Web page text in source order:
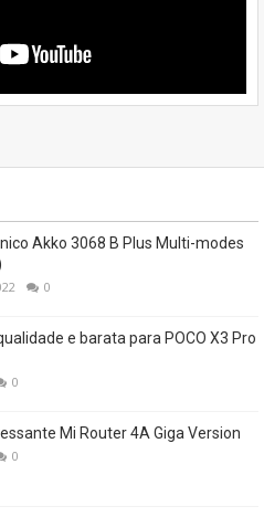
Akko 3068 B Plus Multi-modes
0
e barata para POCO X3 Pro
0
Mi Router 4A Giga Version
0